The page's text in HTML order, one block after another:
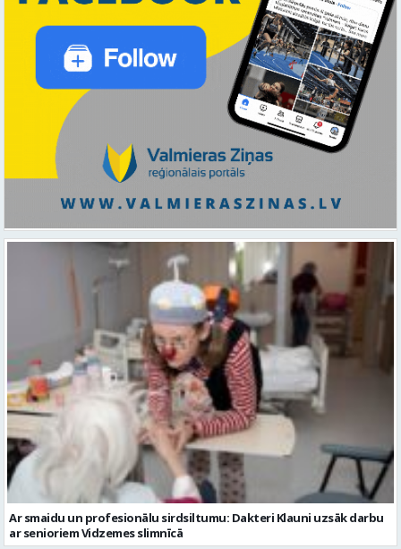
Ar smaidu un profesionālu sirdsiltumu: Dakteri Klauni uzsāk darbu
ar senioriem Vidzemes slimnīcā